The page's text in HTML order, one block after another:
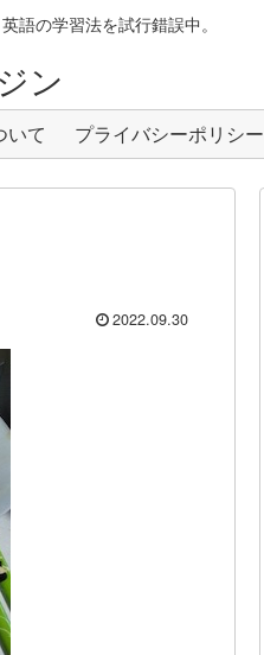
語の学習法を試行錯誤中。
ン
いて プライバシーポリシー
2022.09.30